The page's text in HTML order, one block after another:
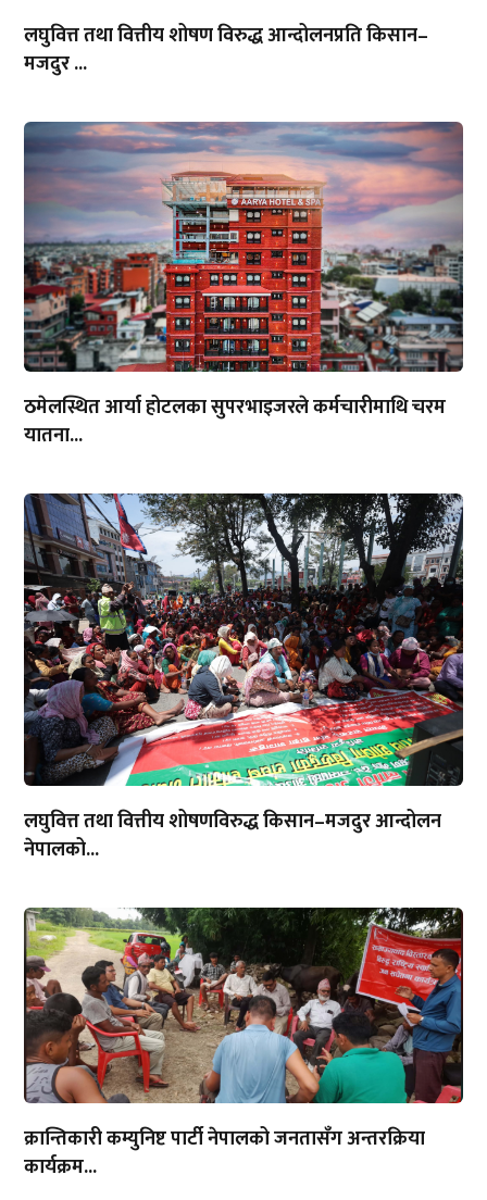
लघुवित्त तथा वित्तीय शोषण विरुद्ध आन्दोलनप्रति किसान–
मजदुर ...
ठमेलस्थित आर्या होटलका सुपरभाइजरले कर्मचारीमाथि चरम
यातना...
लघुवित्त तथा वित्तीय शोषणविरुद्ध किसान–मजदुर आन्दोलन
नेपालको...
क्रान्तिकारी कम्युनिष्ट पार्टी नेपालको जनतासँग अन्तरक्रिया
कार्यक्रम...